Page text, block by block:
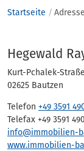
Startseite
Hegewald
Kurt-Pchalek-
02625 Bautzen
Telefon +49 3591
Telefax +49 3591
info@immobilien-
www.immobilien-